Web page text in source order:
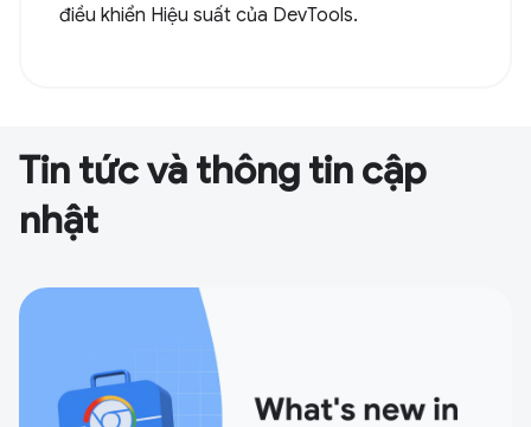
điều khiển Hiệu suất của DevTools.
Tin tức và thông tin cập
nhật